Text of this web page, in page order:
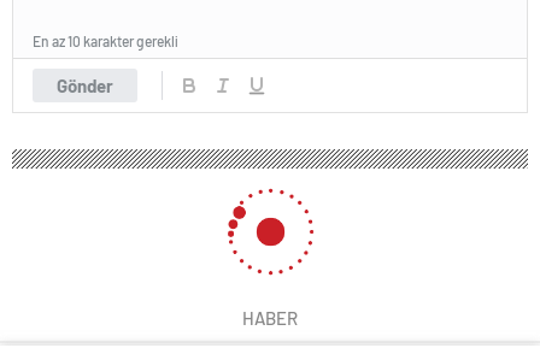
Gönder
En az 10 karakter gerekli
HABER